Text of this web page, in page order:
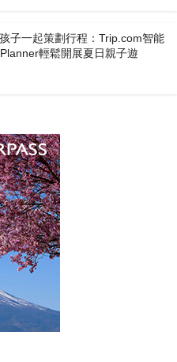
子一起策劃行程：Trip.com智能
輕鬆開展夏日親子遊